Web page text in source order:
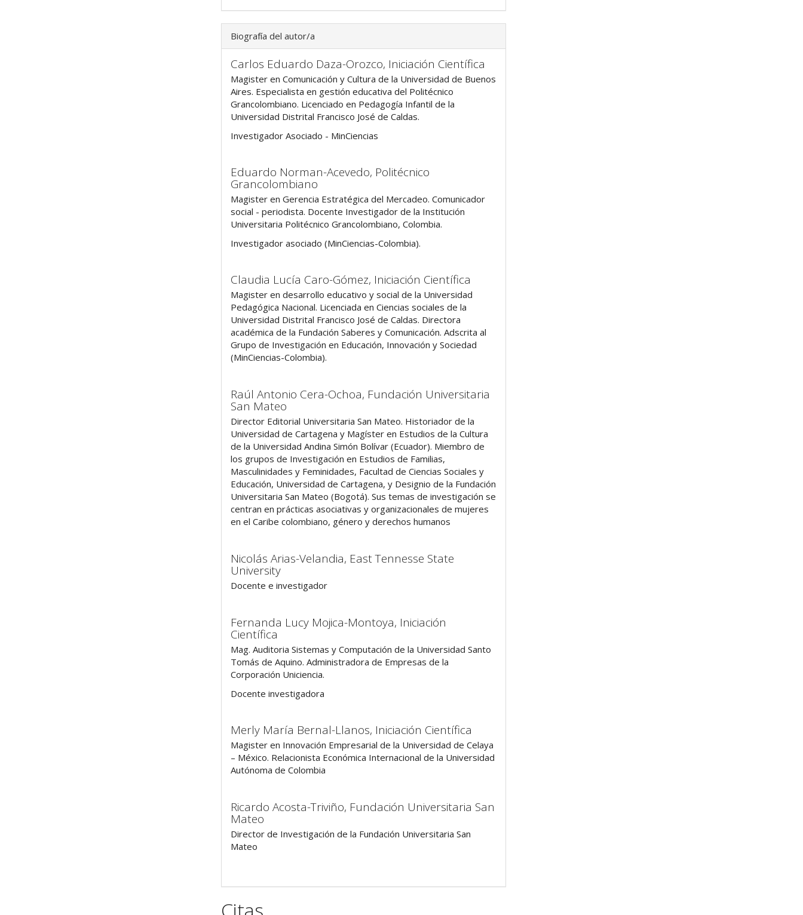
Biografía del autor/a
Carlos Eduardo Daza-Orozco, Iniciación Científica
Magister en Comunicación y Cultura de la Universidad de Buenos
Aires. Especialista en gestión educativa del Politécnico
Grancolombiano. Licenciado en Pedagogía Infantil de la
Universidad Distrital Francisco José de Caldas.
Investigador Asociado - MinCiencias
Eduardo Norman-Acevedo, Politécnico
Grancolombiano
Magister en Gerencia Estratégica del Mercadeo. Comunicador
social - periodista. Docente Investigador de la Institución
Universitaria Politécnico Grancolombiano, Colombia.
Investigador asociado (MinCiencias-Colombia).
Claudia Lucía Caro-Gómez, Iniciación Científica
Magister en desarrollo educativo y social de la Universidad
Pedagógica Nacional. Licenciada en Ciencias sociales de la
Universidad Distrital Francisco José de Caldas. Directora
académica de la Fundación Saberes y Comunicación. Adscrita al
Grupo de Investigación en Educación, Innovación y Sociedad
(MinCiencias-Colombia).
Raúl Antonio Cera-Ochoa, Fundación Universitaria
San Mateo
Director Editorial Universitaria San Mateo. Historiador de la
Universidad de Cartagena y Magíster en Estudios de la Cultura
de la Universidad Andina Simón Bolívar (Ecuador). Miembro de
los grupos de Investigación en Estudios de Familias,
Masculinidades y Feminidades, Facultad de Ciencias Sociales y
Educación, Universidad de Cartagena, y Designio de la Fundación
Universitaria San Mateo (Bogotá). Sus temas de investigación se
centran en prácticas asociativas y organizacionales de mujeres
en el Caribe colombiano, género y derechos humanos
Nicolás Arias-Velandia, East Tennesse State
University
Docente e investigador
Fernanda Lucy Mojica-Montoya, Iniciación
Científica
Mag. Auditoria Sistemas y Computación de la Universidad Santo
Tomás de Aquino. Administradora de Empresas de la
Corporación Uniciencia.
Docente investigadora
Merly María Bernal-Llanos, Iniciación Científica
Magister en Innovación Empresarial de la Universidad de Celaya
– México. Relacionista Económica Internacional de la Universidad
Autónoma de Colombia
Ricardo Acosta-Triviño, Fundación Universitaria San
Mateo
Director de Investigación de la Fundación Universitaria San
Mateo